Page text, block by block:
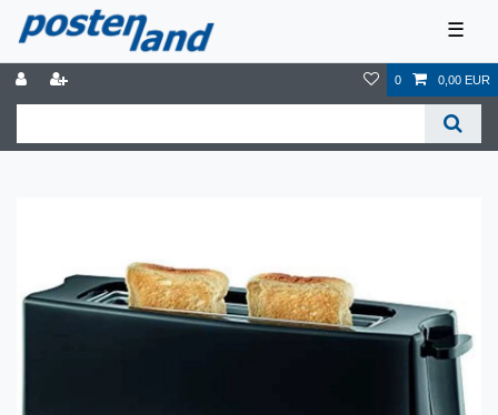
☰
0 0,00 EUR